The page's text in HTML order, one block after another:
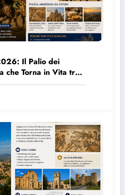
Il Palio dei
che Torna in Vita tra